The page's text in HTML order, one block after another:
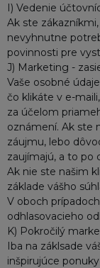
I) Vedenie
Ak ste
nevyhnutne
povinnosti pre
J) Marketing -
Vaše osobné
čo klikáte v e-
za účelom
oznámení. Ak ste
záujmu, lebo
zaujímajú, a to po
Ak nie ste našim
základe vášho
V oboch
odhlasovacieho
K) Pokročilý
Iba na záklsade
inšpirujúce